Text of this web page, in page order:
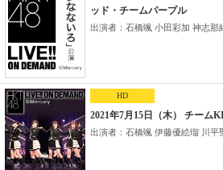
ッド・チームパープル
出演者：石橋颯 小田彩加 神志那
HD
2021年7月15日（木） チーム
出演者：石橋颯 伊藤優絵瑠 川平